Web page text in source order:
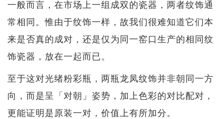
一般而言，在市场上一组成双的瓷器，两者纹饰通
常相同。惟由于纹饰一样，故我们很难知道它们本
来是否真的成对，还是仅为同一窑口生产的相同纹
饰瓷器，放在一起而已。
至于这对光绪粉彩瓶，两瓶龙凤纹饰并非朝同一方
向，而是呈「对朝」姿势，加上色彩的对比配对，
更能证明是原装一对，价值上有所加分。